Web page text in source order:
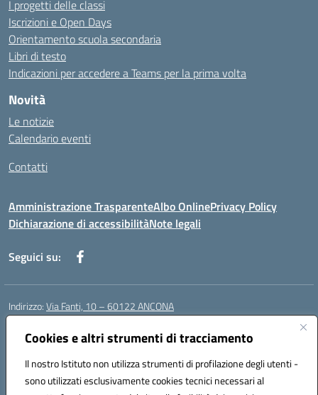
Cookies e altri strumenti di tracciamento
Il nostro Istituto non utilizza strumenti di profilazione degli utenti -
sono utilizzati esclusivamente cookies tecnici necessari al
I progetti delle classi
Iscrizioni e Open Days
Orientamento scuola secondaria
Libri di testo
Indicazioni per accedere a Teams per la prima volta
Novità
Le notizie
Calendario eventi
Contatti
Amministrazione TrasparenteAlbo OnlinePrivacy Policy
Dichiarazione di accessibilitàNote legali
Seguici su:
Indirizzo:Via Fanti, 10 – 60122 ANCONA
Centralino:071 201642 Email:anic813007@istruzione.it
Posta elettronica certificata (PEC):anic813007@pec.istruzione.it
Codice fiscale: 80014930426
Codice meccanografico:anic813007
Codice Indice delle Pubbliche Amministrazioni (IPA): istsc_anic813007